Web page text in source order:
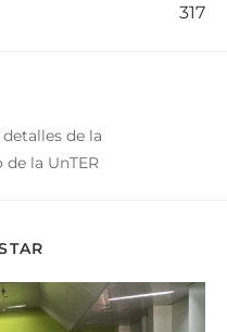
317
de la
la UnTER